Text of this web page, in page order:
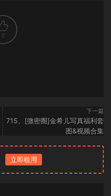
0
下一篇
715、[微密圈]金希儿写真福利套
图&视频合集
立即租用